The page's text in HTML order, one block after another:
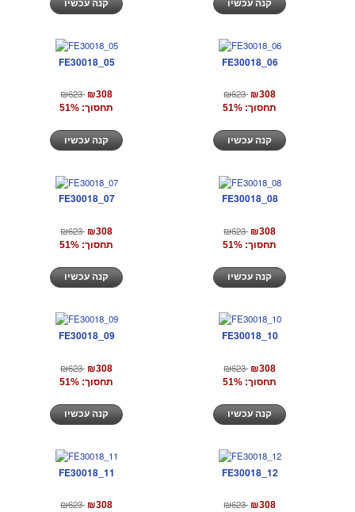
FE30018_05
₪623 ₪308
תחסוך: 51%
FE30018_06
₪623 ₪308
תחסוך: 51%
FE30018_07
₪623 ₪308
תחסוך: 51%
FE30018_08
₪623 ₪308
תחסוך: 51%
FE30018_09
₪623 ₪308
תחסוך: 51%
FE30018_10
₪623 ₪308
תחסוך: 51%
FE30018_11
₪623 ₪308
FE30018_12
₪623 ₪308